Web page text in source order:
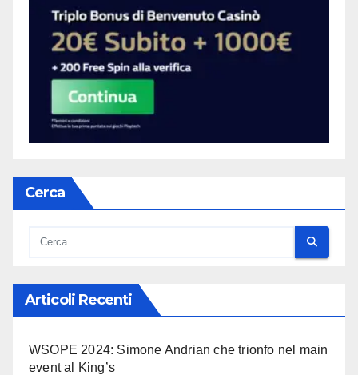
Cerca
Articoli Recenti
WSOPE 2024: Simone Andrian che trionfo nel main
event al King’s